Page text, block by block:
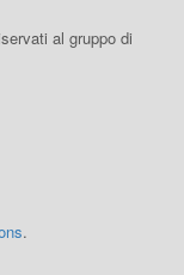
al gruppo di
.